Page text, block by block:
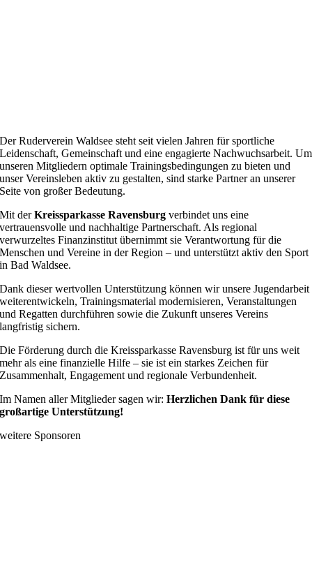
Der Ruderverein Waldsee steht seit vielen Jahren für sportliche
Leidenschaft, Gemeinschaft und eine engagierte Nachwuchsarbeit. Um
unseren Mitgliedern optimale Trainingsbedingungen zu bieten und
unser Vereinsleben aktiv zu gestalten, sind starke Partner an unserer
Seite von großer Bedeutung.
Mit derKreissparkasse Ravensburg verbindet uns eine
vertrauensvolle und nachhaltige Partnerschaft. Als regional
verwurzeltes Finanzinstitut übernimmt sie Verantwortung für die
Menschen und Vereine in der Region – und unterstützt aktiv den Sport
in Bad Waldsee.
Dank dieser wertvollen Unterstützung können wir unsere Jugendarbeit
weiterentwickeln, Trainingsmaterial modernisieren, Veranstaltungen
und Regatten durchführen sowie die Zukunft unseres Vereins
langfristig sichern.
Die Förderung durch die Kreissparkasse Ravensburg ist für uns weit
mehr als eine finanzielle Hilfe – sie ist ein starkes Zeichen für
Zusammenhalt, Engagement und regionale Verbundenheit.
Im Namen aller Mitglieder sagen wir:Herzlichen Dank für diese
großartige Unterstützung!
weitere Sponsoren